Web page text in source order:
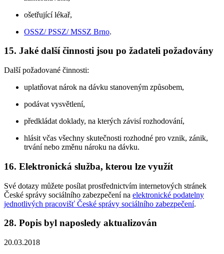
ošetřující lékař,
OSSZ/ PSSZ/ MSSZ Brno.
15. Jaké další činnosti jsou po žadateli požadovány
Další požadované činnosti:
uplatňovat nárok na dávku stanoveným způsobem,
podávat vysvětlení,
předkládat doklady, na kterých závisí rozhodování,
hlásit včas všechny skutečnosti rozhodné pro vznik, zánik,
trvání nebo změnu nároku na dávku.
16. Elektronická služba, kterou lze využít
Své dotazy můžete posílat prostřednictvím internetových stránek
České správy sociálního zabezpečení na elektronické podatelny
jednotlivých pracovišť České správy sociálního zabezpečení.
28. Popis byl naposledy aktualizován
20.03.2018